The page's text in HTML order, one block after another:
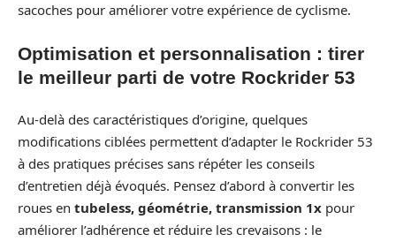
sacoches pour améliorer votre expérience de cyclisme.
Optimisation et personnalisation : tirer
le meilleur parti de votre Rockrider 53
Au-delà des caractéristiques d’origine, quelques
modifications ciblées permettent d’adapter le Rockrider 53
à des pratiques précises sans répéter les conseils
d’entretien déjà évoqués. Pensez d’abord à convertir les
roues en tubeless, géométrie, transmission 1x pour
améliorer l’adhérence et réduire les crevaisons : le